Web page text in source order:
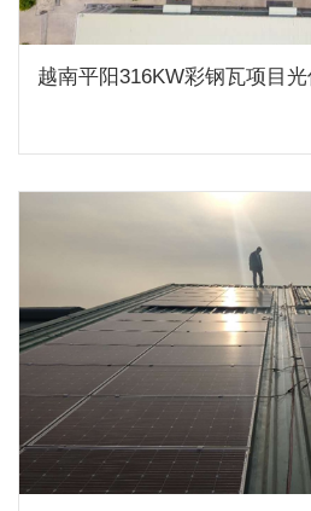
越南平阳316KW彩钢瓦项目